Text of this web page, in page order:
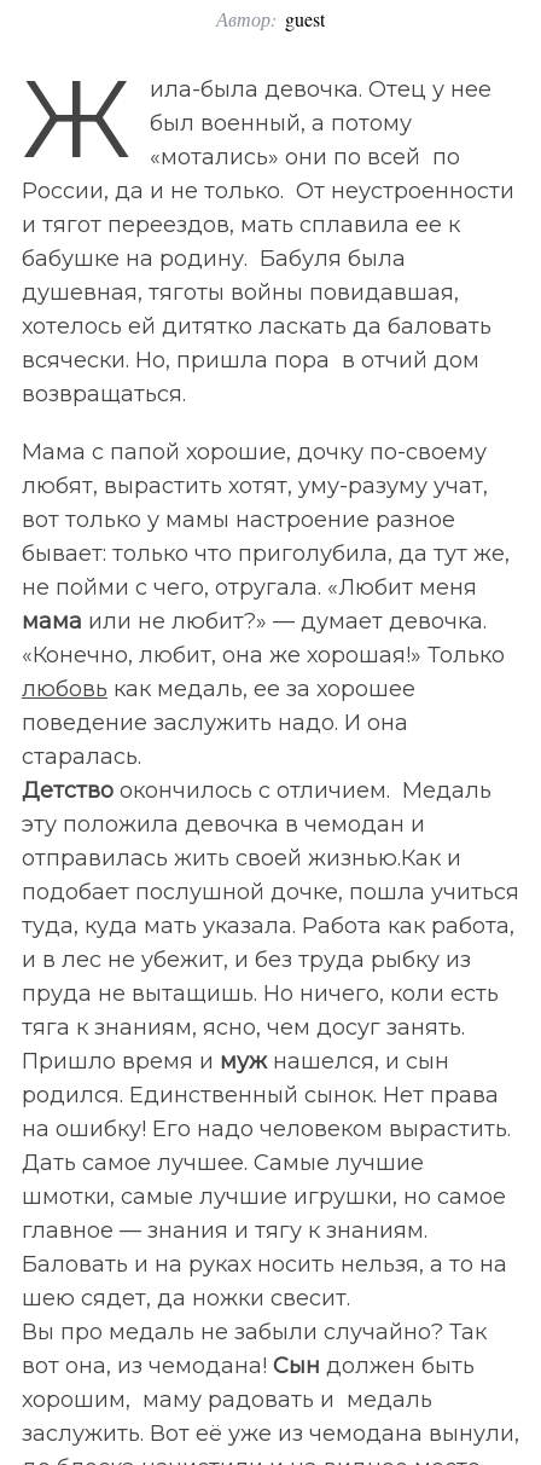
Автор: guest
Ж
ила-была девочка. Отец у нее
был военный, а потому
«мотались» они по всей по
России, да и не только. От неустроенности
и тягот переездов, мать сплавила ее к
бабушке на родину. Бабуля была
душевная, тяготы войны повидавшая,
хотелось ей дитятко ласкать да баловать
всячески. Но, пришла пора в отчий дом
возвращаться.
Мама с папой хорошие, дочку по-своему
любят, вырастить хотят, уму-разуму учат,
вот только у мамы настроение разное
бывает: только что приголубила, да тут же,
не пойми с чего, отругала. «Любит меня
мама или не любит?» — думает девочка.
«Конечно, любит, она же хорошая!» Только
любовь как медаль, ее за хорошее
поведение заслужить надо. И она
старалась.
Детствоокончилось с отличием. Медаль
эту положила девочка в чемодан и
отправилась жить своей жизнью.Как и
подобает послушной дочке, пошла учиться
туда, куда мать указала. Работа как работа,
и в лес не убежит, и без труда рыбку из
пруда не вытащишь. Но ничего, коли есть
тяга к знаниям, ясно, чем досуг занять.
Пришло время и мужнашелся, и сын
родился. Единственный сынок. Нет права
на ошибку! Его надо человеком вырастить.
Дать самое лучшее. Самые лучшие
шмотки, самые лучшие игрушки, но самое
главное — знания и тягу к знаниям.
Баловать и на руках носить нельзя, а то на
шею сядет, да ножки свесит.
Вы про медаль не забыли случайно? Так
вот она, из чемодана! Сын должен быть
хорошим, маму радовать и медаль
заслужить. Вот её уже из чемодана вынули,